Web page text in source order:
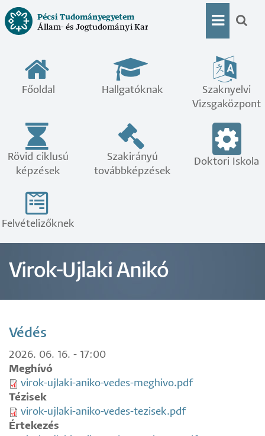
Ugrás
a
tartalomra
Pécsi Tudományegyetem
Állam- és Jogtudományi Kar
menü
Főoldal Hallgatóknak
Szaknyelvi
Vizsgaközpont
Rövid ciklusú
képzések
Szakirányú
továbbképzések
Doktori Iskola
Felvételizőknek
Virok-Ujlaki Anikó
Védés
2026. 06. 16. - 17:00
Meghívó
virok-ujlaki-aniko-vedes-meghivo.pdf
Tézisek
virok-ujlaki-aniko-vedes-tezisek.pdf
Értekezés